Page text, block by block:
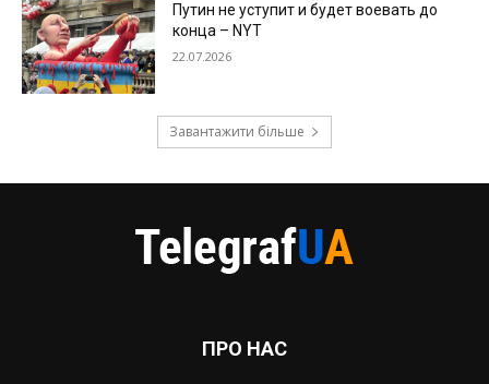
Путин не уступит и будет воевать до
конца – NYT
22.07.2026
Завантажити більше
ПРО НАС